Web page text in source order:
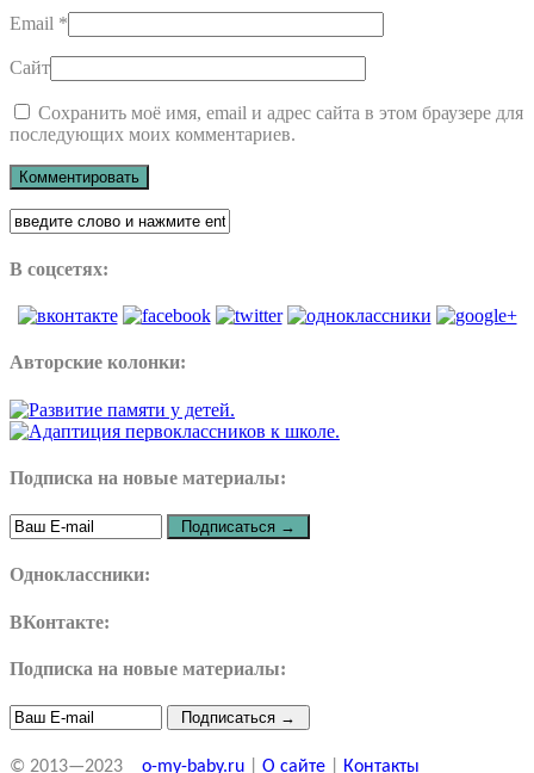
Email *
Сайт
Сохранить моё имя, email и адрес сайта в этом браузере для
последующих моих комментариев.
В соцсетях:
Авторские колонки:
Подписка на новые материалы:
Одноклассники:
ВКонтакте:
Подписка на новые материалы:
© 2013—2023 o-my-baby.ru О сайте Контакты